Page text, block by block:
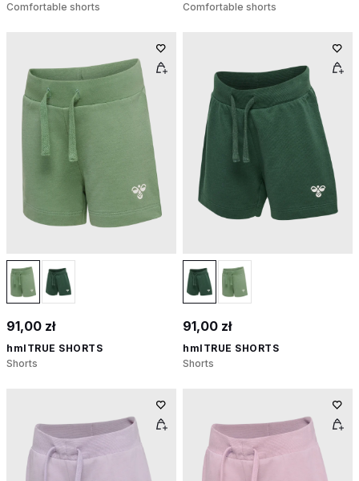
Comfortable shorts
Comfortable shorts
91,00 zł
hmlTRUE SHORTS
Shorts
91,00 zł
hmlTRUE SHORTS
Shorts